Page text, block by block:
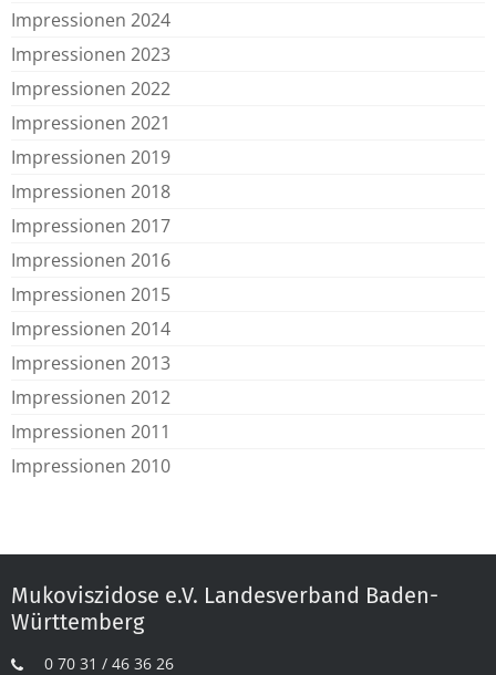
Impressionen 2024
Impressionen 2023
Impressionen 2022
Impressionen 2021
Impressionen 2019
Impressionen 2018
Impressionen 2017
Impressionen 2016
Impressionen 2015
Impressionen 2014
Impressionen 2013
Impressionen 2012
Impressionen 2011
Impressionen 2010
Mukoviszidose e.V. Landesverband Baden-
Württemberg
0 70 31 / 46 36 26